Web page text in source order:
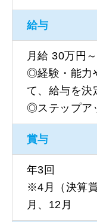
給与
月給 30万円
◎経験・能力
て、給与を決
◎ステップア
賞与
年3回
※4月（決算
月、12月